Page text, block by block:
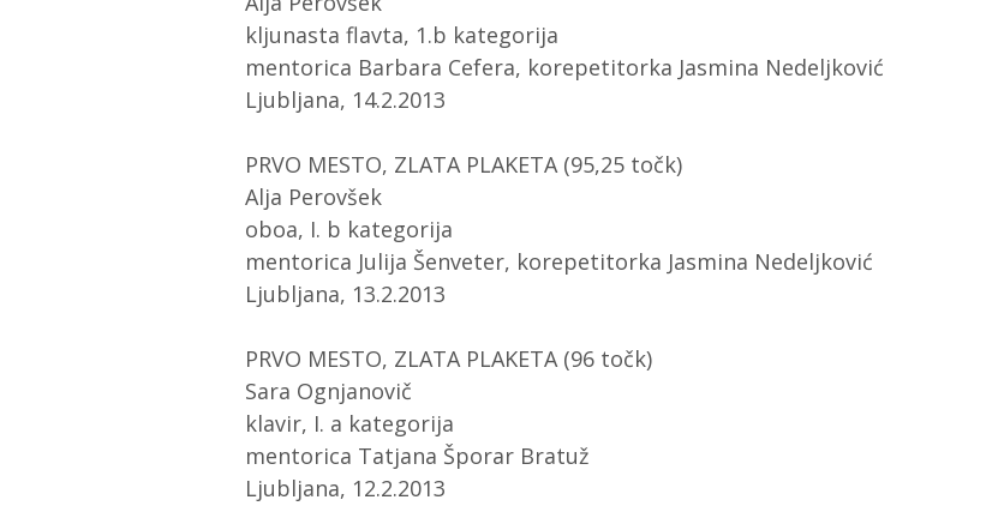
kljunasta flavta, 1.b kategorija
mentorica Barbara Cefera, korepetitorka Jasmina Nedeljković
Ljubljana, 14.2.2013
PRVO MESTO, ZLATA PLAKETA (95,25 točk)
Alja Perovšek
oboa, I. b kategorija
mentorica Julija Šenveter, korepetitorka Jasmina Nedeljković
Ljubljana, 13.2.2013
PRVO MESTO, ZLATA PLAKETA (96 točk)
Sara Ognjanovič
klavir, I. a kategorija
mentorica Tatjana Šporar Bratuž
Ljubljana, 12.2.2013